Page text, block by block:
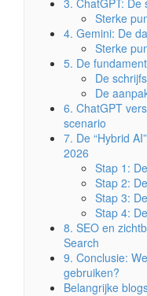
Sterke
4. Gemini: De
Sterke
5. De
De
De
6. ChatGPT
scenario
7. De “Hybrid
2026
Stap 1:
Stap 2:
Stap 3:
Stap 4:
8. SEO en
Search
9. Conclusie:
gebruiken?
Belangrijke